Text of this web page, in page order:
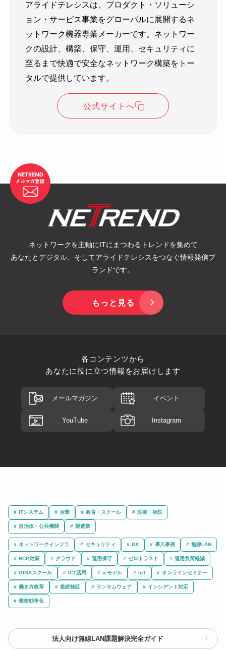
アライドテレシスは、プロダクト・ソリューシ
ョン・サービス事業をグローバルに展開するネ
ットワーク機器専業メーカーです。ネットワー
クの設計、構築、保守、運用、セキュリティに
至るまで快適で安全なネットワーク構築をトー
タルで提供しています。
公式サイトへ
ネットワークを主軸にITにまつわるトレンドを集めて
あなたとデジタル、そしてアライドテレシスをつなぐ情報発信ブ
ランドです。
もっと見る
各コンテンツから
あなたに役に立つ情報をお届けします
メールマガジン イベント
YouTube Instagram
ITシステム 企業 教育・スクール 医療・病院
自治体・公共機関 製造業
ネットワークインフラ セキュリティ DX 導入事例 無線LAN
BCP対策 クラウド 運用保守 ゼロトラスト 運用負荷軽減
GIGAスクール ICT活用 α’モデル IoT オンラインセミナー
働き方改革 接続検証 ランサムウェア インシデント対応
業務効率化
法人向け無線LAN課題解決完全ガイド